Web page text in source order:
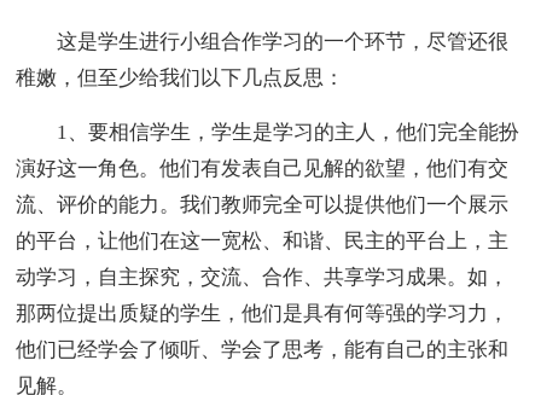
这是学生进行小组合作学习的一个环节，尽管还很
稚嫩，但至少给我们以下几点反思：
1、要相信学生，学生是学习的主人，他们完全能扮
演好这一角色。他们有发表自己见解的欲望，他们有交
流、评价的能力。我们教师完全可以提供他们一个展示
的平台，让他们在这一宽松、和谐、民主的平台上，主
动学习，自主探究，交流、合作、共享学习成果。如，
那两位提出质疑的学生，他们是具有何等强的学习力，
他们已经学会了倾听、学会了思考，能有自己的主张和
见解。